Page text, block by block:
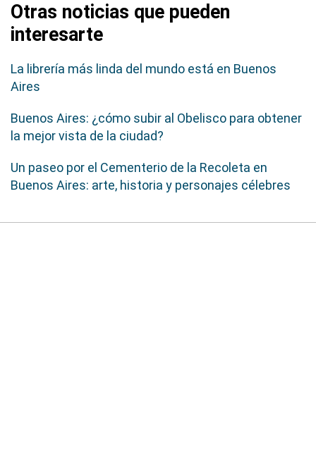
Otras noticias que pueden
interesarte
La librería más linda del mundo está en Buenos
Aires
Buenos Aires: ¿cómo subir al Obelisco para obtener
la mejor vista de la ciudad?
Un paseo por el Cementerio de la Recoleta en
Buenos Aires: arte, historia y personajes célebres